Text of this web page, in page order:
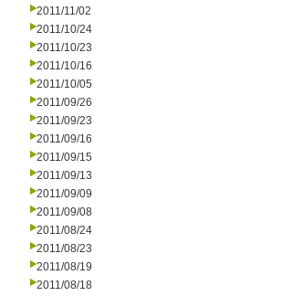
2011/11/02
2011/10/24
2011/10/23
2011/10/16
2011/10/05
2011/09/26
2011/09/23
2011/09/16
2011/09/15
2011/09/13
2011/09/09
2011/09/08
2011/08/24
2011/08/23
2011/08/19
2011/08/18